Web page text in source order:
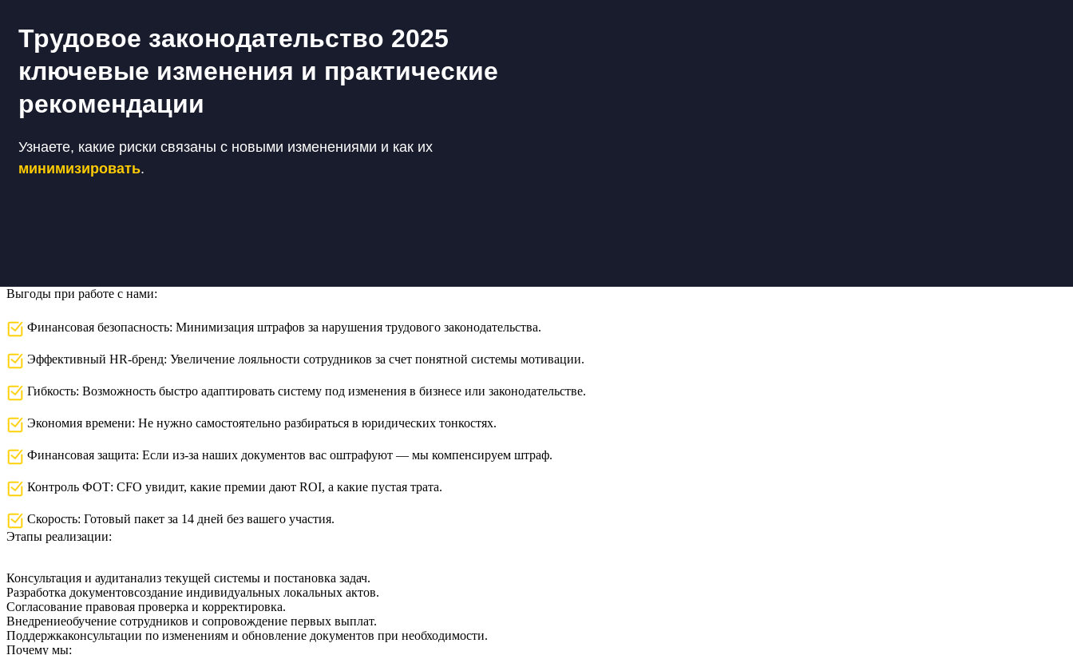
Трудовое законодательство 2025
ключевые изменения и практические
рекомендации
Узнаете, какие риски связаны с новыми изменениями и как их
минимизировать.
Выгоды при работе с нами:
Финансовая безопасность: Минимизация штрафов за нарушения трудового законодательства.
Эффективный HR-бренд: Увеличение лояльности сотрудников за счет понятной системы мотивации.
Гибкость: Возможность быстро адаптировать систему под изменения в бизнесе или законодательстве.
Экономия времени: Не нужно самостоятельно разбираться в юридических тонкостях.
Финансовая защита: Если из-за наших документов вас оштрафуют — мы компенсируем штраф.
Контроль ФОТ: CFO увидит, какие премии дают ROI, а какие пустая трата.
Скорость: Готовый пакет за 14 дней без вашего участия.
Этапы реализации:
Консультация и аудитанализ текущей системы и постановка задач.
Разработка документовсоздание индивидуальных локальных актов.
Согласование правовая проверка и корректировка.
Внедрениеобучение сотрудников и сопровождение первых выплат.
Поддержкаконсультации по изменениям и обновление документов при необходимости.
Почему мы: